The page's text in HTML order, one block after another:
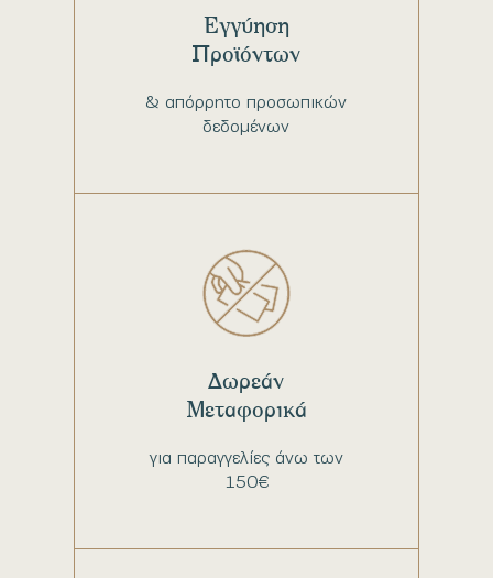
& απόρρητο προσωπικών
δεδομένων
Εγγύηση
Προϊόντων
για παραγγελίες άνω των
150€
Δωρεάν
Μεταφορικά